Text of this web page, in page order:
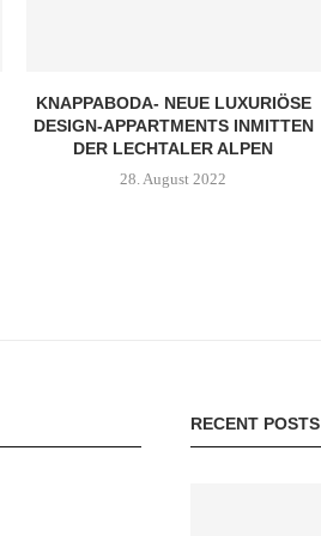
KNAPPABODA- NEUE LUXURIÖSE
DESIGN-APPARTMENTS INMITTEN
DER LECHTALER ALPEN
28. August 2022
RECENT POSTS